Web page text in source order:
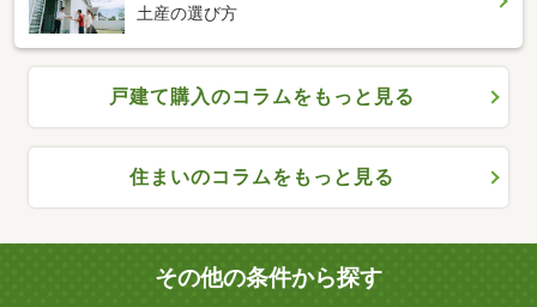
土産の選び方
戸建て購入のコラムをもっと見る
住まいのコラムをもっと見る
その他の条件から探す